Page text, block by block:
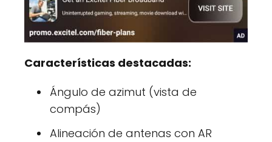
Características destacadas:
Ángulo de azimut (vista de
compás)
Alineación de antenas con AR